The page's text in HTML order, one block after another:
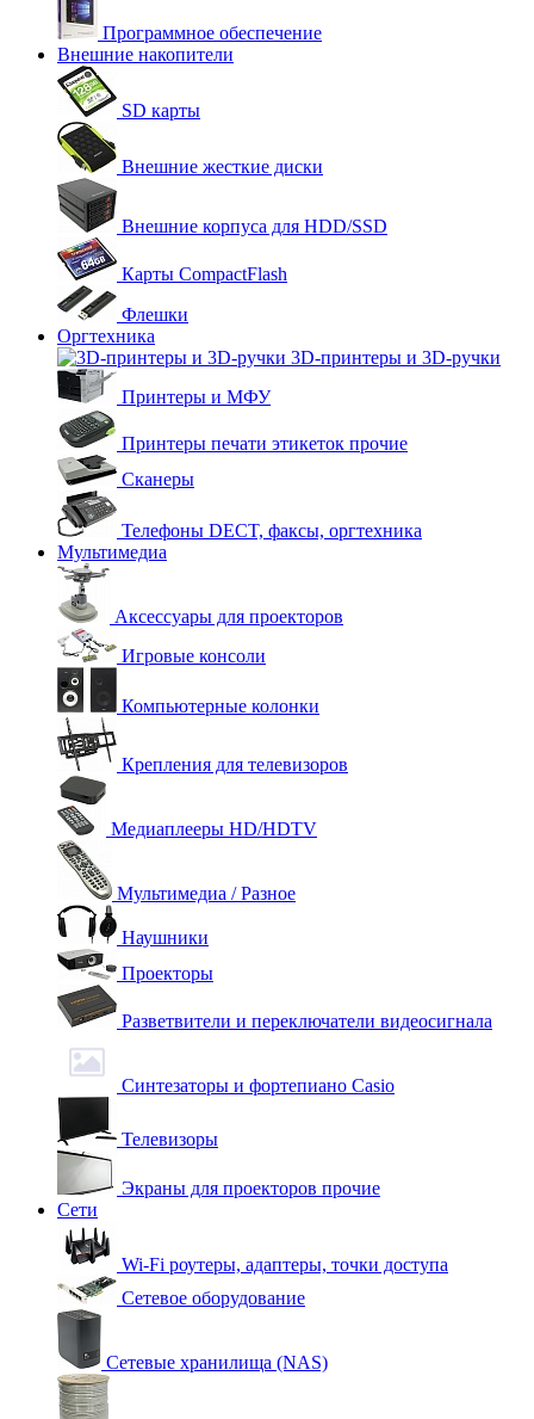
Программное обеспечение
Внешние накопители
SD карты
Внешние жесткие диски
Внешние корпуса для HDD/SSD
Карты CompactFlash
Флешки
Оргтехника
3D-принтеры и 3D-ручки
Принтеры и МФУ
Принтеры печати этикеток прочие
Сканеры
Телефоны DECT, факсы, оргтехника
Мультимедиа
Аксессуары для проекторов
Игровые консоли
Компьютерные колонки
Крепления для телевизоров
Медиаплееры HD/HDTV
Мультимедиа / Разное
Наушники
Проекторы
Разветвители и переключатели видеосигнала
Синтезаторы и фортепиано Casio
Телевизоры
Экраны для проекторов прочие
Сети
Wi-Fi роутеры, адаптеры, точки доступа
Сетевое оборудование
Сетевые хранилища (NAS)